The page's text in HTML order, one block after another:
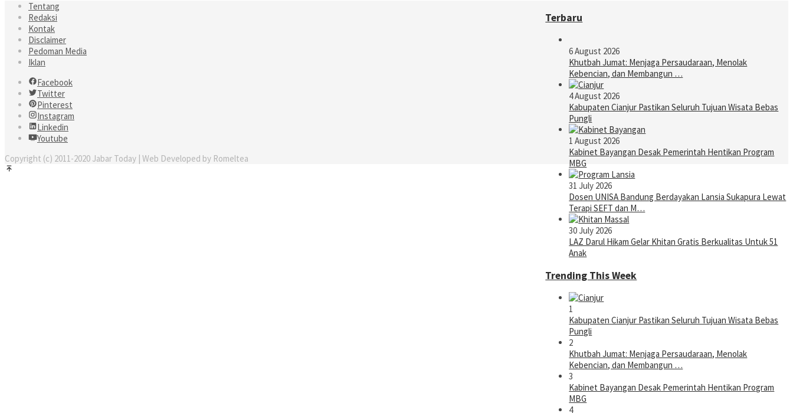
Terbaru
6 August 2026
Khutbah Jumat: Menjaga Persaudaraan, Menolak
Kebencian, dan Membangun …
4 August 2026
Kabupaten Cianjur Pastikan Seluruh Tujuan Wisata Bebas
Pungli
1 August 2026
Kabinet Bayangan Desak Pemerintah Hentikan Program
MBG
31 July 2026
Dosen UNISA Bandung Berdayakan Lansia Sukapura Lewat
Terapi SEFT dan M…
30 July 2026
LAZ Darul Hikam Gelar Khitan Gratis Berkualitas Untuk 51
Anak
Trending This Week
1
Kabupaten Cianjur Pastikan Seluruh Tujuan Wisata Bebas
Pungli
2
Khutbah Jumat: Menjaga Persaudaraan, Menolak
Kebencian, dan Membangun …
3
Kabinet Bayangan Desak Pemerintah Hentikan Program
MBG
4
Tentang
Redaksi
Kontak
Disclaimer
Pedoman Media
Iklan
Facebook
Twitter
Pinterest
Instagram
Linkedin
Youtube
Copyright (c) 2011-2020 Jabar Today | Web Developed by Romeltea